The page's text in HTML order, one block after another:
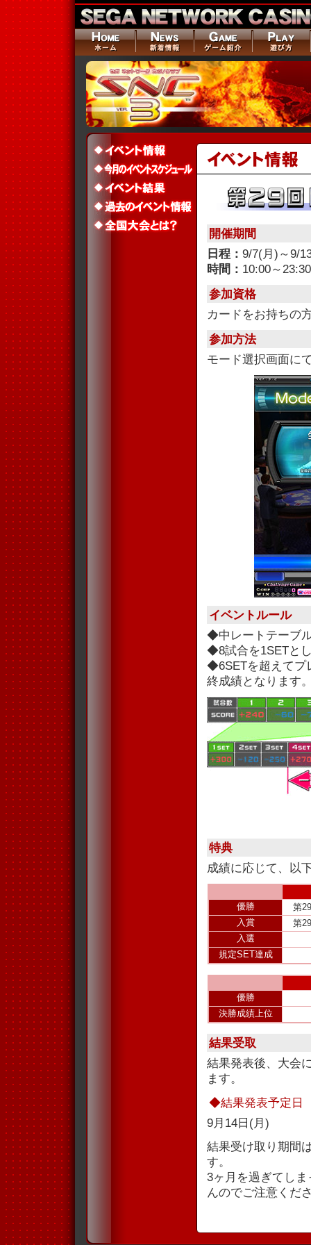
開催期間
日程： 9/7(月)～9/
時間： 10:00～23:30
参加資格
カードをお持ちの
参加方法
モード選択画面に
イベントルール
◆中レートテーブ
◆8試合を1SETと
◆6SETを超えてプ
終成績となります
特典
成績に応じて、以
優勝
第
入賞
第
入選
規定SET達成
優勝
決勝成績上位
結果受取
結果発表後、大会
ます。
◆結果発表予定日
9月14日(月)
結果受け取り期間
す。
3ヶ月を過ぎてし
んのでご注意くだ